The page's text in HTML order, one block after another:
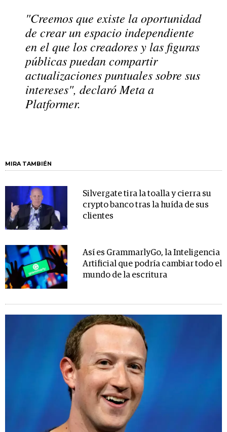
"Creemos que existe la oportunidad
de crear un espacio independiente
en el que los creadores y las figuras
públicas puedan compartir
actualizaciones puntuales sobre sus
intereses", declaró Meta a
Platformer.
MIRA TAMBIÉN
Silvergate tira la toalla y cierra su
crypto banco tras la huída de sus
clientes
Así es GrammarlyGo, la Inteligencia
Artificial que podría cambiar todo el
mundo de la escritura